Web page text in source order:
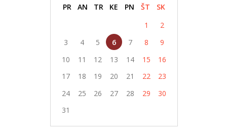
PR AN TR KE PN ŠT
SK
1
2
3
4 5 6 7 8
9
10
11 12 13 14 15
16
17
18 19 20 21 22
23
24
25 26 27 28 29
30
31